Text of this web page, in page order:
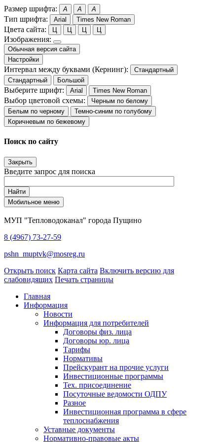
Размер шрифта: A A A
Тип шрифта: Arial Times New Roman
Цвета сайта: Ц Ц Ц Ц
Изображения:
Обычная версия сайта
Настройки
Интервал между буквами (Кернинг):
Стандартный
Стандартный
Большой
Выберите шрифт: Arial Times New Roman
Выбор цветовой схемы:
Черным по белому
Белым по черному
Темно-синим по голубому
Коричневым по бежевому
Поиск по сайту
Закрыть
Введите запрос для поиска
Найти
Мобильное меню
МУП "Тепловодоканал" города Пущино
8 (4967) 73-27-59
pshn_muptvk@mosreg.ru
Открыть поиск Карта сайта Включить версию для
слабовидящих Печать страницы
Главная
Информация
Новости
Информация для потребителей
Договоры физ. лица
Договоры юр. лица
Тарифы
Нормативы
Прейскурант на прочие услуги
Инвестиционные программы
Тех. присоединение
Посуточные ведомости ОДПУ
Разное
Инвестиционная программа в сфере
теплоснабжения
Уставные документы
Нормативно-правовые акты